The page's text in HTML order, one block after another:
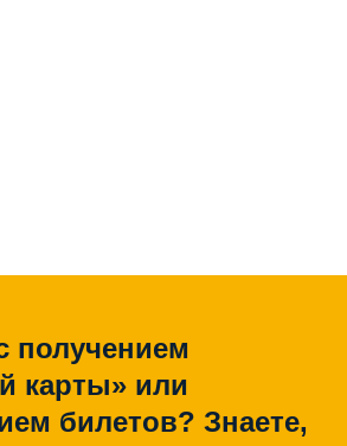
получением
карты» или
билетов? Знаете,